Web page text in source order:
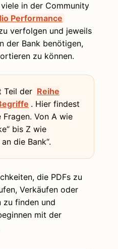
in der Community
Performance
verfolgen und jeweils
der Bank benötigen,
zu können.
Teil der Reihe
. Hier findest
Von A wie
bis Z wie
die Bank“.
die PDFs zu
Verkäufen oder
zu finden und
mit der